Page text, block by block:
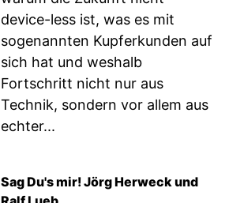
device-less ist, was es mit
sogenannten Kupferkunden auf
sich hat und weshalb
Fortschritt nicht nur aus
Technik, sondern vor allem aus
echter...
Sag Du's mir! Jörg Herweck und